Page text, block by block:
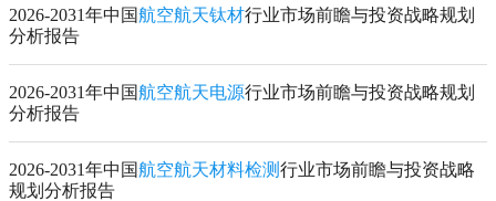
2026-2031年中国航空航天钛材行业市场前瞻与投资战略规划
分析报告
2026-2031年中国航空航天电源行业市场前瞻与投资战略规划
分析报告
2026-2031年中国航空航天材料检测行业市场前瞻与投资战略
规划分析报告